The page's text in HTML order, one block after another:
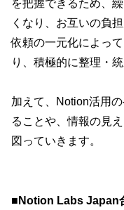
を把握できるため、
くなり、お互いの負
依頼の一元化によっ
り、積極的に整理・
加えて、Notion活用
ることや、情報の見
図っていきます。
■Notion Labs Japan